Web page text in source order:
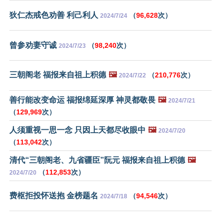
狄仁杰戒色劝善 利己利人 2024/7/24 （96,628次）
曾参劝妻守诚 2024/7/23 （98,240次）
三朝阁老 福报来自祖上积德 🖼️ 2024/7/22 （210,776次）
善行能改变命运 福报绵延深厚 神灵都敬畏 🖼️ 2024/7/21
（129,969次）
人须重视一思一念 只因上天都尽收眼中 🖼️ 2024/7/20
（113,042次）
清代“三朝阁老、九省疆臣”阮元 福报来自祖上积德 🖼️
2024/7/20 （112,853次）
费枢拒投怀送抱 金榜题名 2024/7/18 （94,546次）